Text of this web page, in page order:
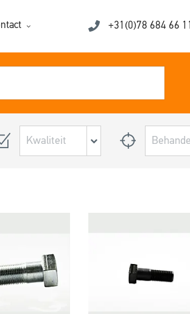
+31(0)78 684 66 11